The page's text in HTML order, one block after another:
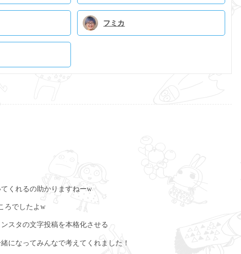
フミカ
くれるの助かりますねーw
ろでしたよw
スタの文字投稿を本格化させる
になってみんなで考えてくれました！